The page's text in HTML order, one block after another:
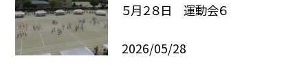
５月２８日 運動会６
2026/05/28